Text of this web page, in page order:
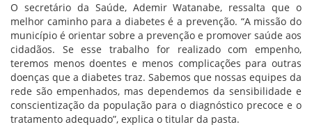
O secretário da Saúde, Ademir Watanabe, ressalta que o
melhor caminho para a diabetes é a prevenção. “A missão do
município é orientar sobre a prevenção e promover saúde aos
cidadãos. Se esse trabalho for realizado com empenho,
teremos menos doentes e menos complicações para outras
doenças que a diabetes traz. Sabemos que nossas equipes da
rede são empenhados, mas dependemos da sensibilidade e
conscientização da população para o diagnóstico precoce e o
tratamento adequado”, explica o titular da pasta.